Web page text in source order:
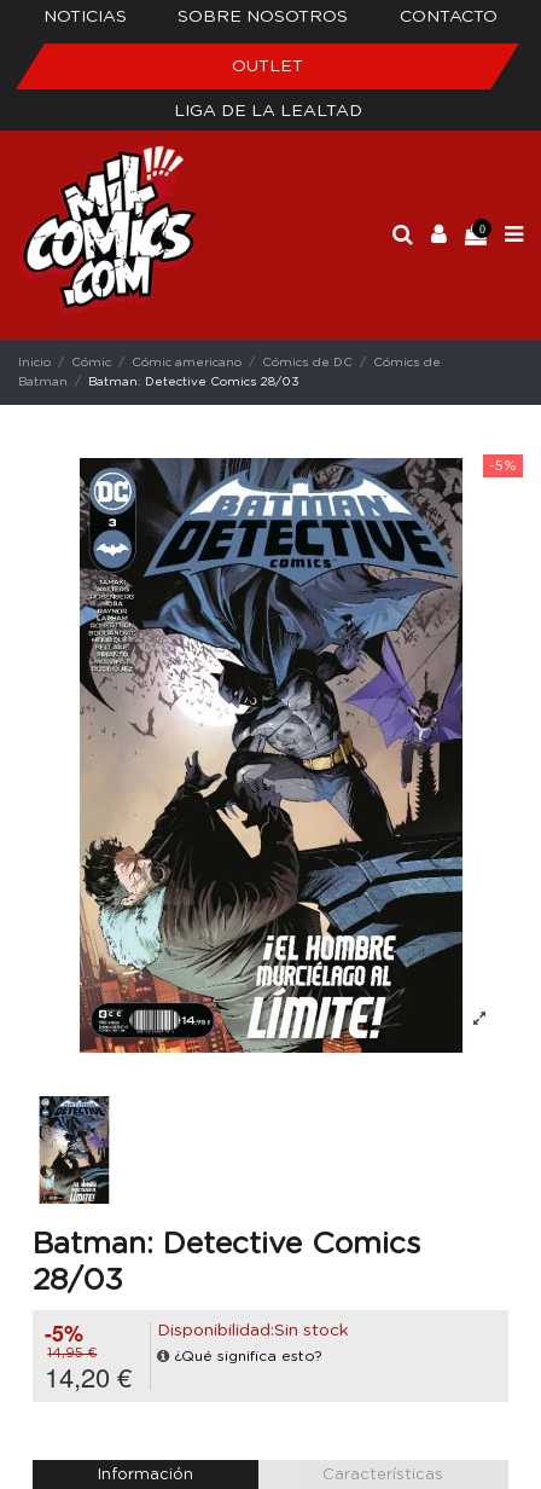
NOTICIAS SOBRE NOSOTROS CONTACTO
OUTLET
LIGA DE LA LEALTAD
0
Inicio Cómic Cómic americano Cómics de DC
Cómics de
Batman
Batman: Detective Comics 28/03
-5%
Batman: Detective Comics
28/03
-5%
14,95 €
14,20 €
Disponibilidad:Sin stock
¿Qué significa esto?
Información Características